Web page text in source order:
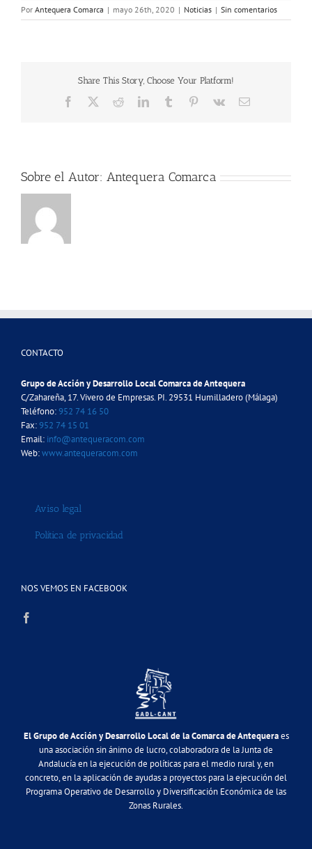
Por Antequera Comarca | mayo 26th, 2020 | Noticias | Sin comentarios
Share This Story, Choose Your Platform!
Facebook RedditLinkedInTumblr Pinterest
Vk
Correo
Sobre el Autor: Antequera Comarca
CONTACTO
Grupo de Acción y Desarrollo Local Comarca de Antequera
C/Zahareña, 17. Vivero de Empresas. PI. 29531 Humilladero (Málaga)
Teléfono:952 74 16 50
Fax:952 74 15 01
Email: info@antequeracom.com
Web:www.antequeracom.com
Aviso legal
Política de privacidad
NOS VEMOS EN FACEBOOK
El Grupo de Acción y Desarrollo Local de la Comarca de Antequeraes
una asociación sin ánimo de lucro, colaboradora de la Junta de
Andalucía en la ejecución de políticas para el medio rural y, en
concreto, en la aplicación de ayudas a proyectos para la ejecución del
Programa Operativo de Desarrollo y Diversificación Económica de las
Zonas Rurales.